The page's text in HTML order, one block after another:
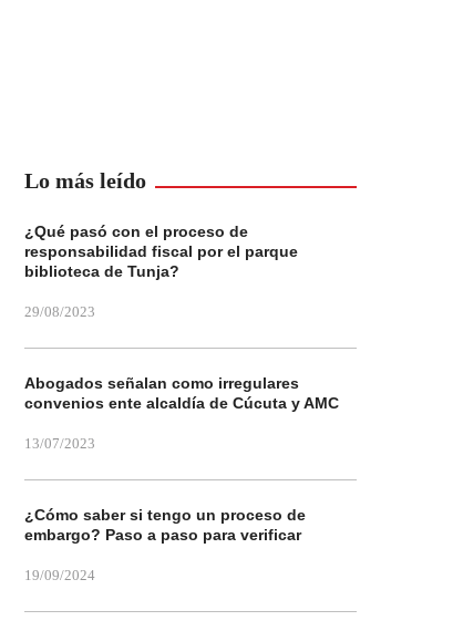
Lo más leído
¿Qué pasó con el proceso de
responsabilidad fiscal por el parque
biblioteca de Tunja?
29/08/2023
Abogados señalan como irregulares
convenios ente alcaldía de Cúcuta y AMC
13/07/2023
¿Cómo saber si tengo un proceso de
embargo? Paso a paso para verificar
19/09/2024